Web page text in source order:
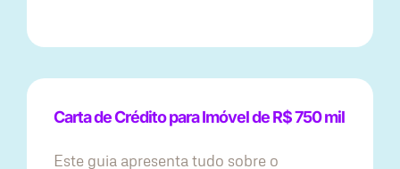
Carta de Crédito para Imóvel de R$ 750 mil
Este guia apresenta tudo sobre o